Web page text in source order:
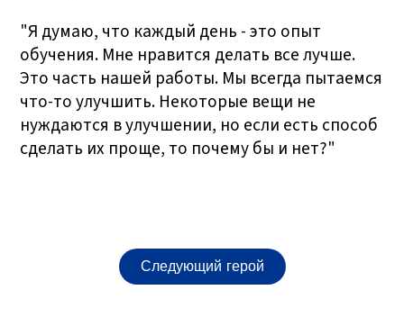
"Я думаю, что каждый день - это опыт
обучения. Мне нравится делать все лучше.
Это часть нашей работы. Мы всегда пытаемся
что-то улучшить. Некоторые вещи не
нуждаются в улучшении, но если есть способ
сделать их проще, то почему бы и нет?"
Следующий герой